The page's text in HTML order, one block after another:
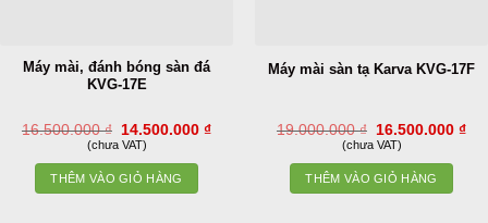
Máy mài, đánh bóng sàn đá
KVG-17E
16.500.000₫
Giá
gốc
16.500.000 ₫.
14.500.000₫Giá
(chưa VAT)
THÊM VÀO GIỎ HÀNG
Máy mài sàn tạ Karva KVG-17F
19.000.000₫
Giá
gốc
19.000.000 ₫.
16.500.000₫
(chưa VAT)
THÊM VÀO GIỎ HÀNG